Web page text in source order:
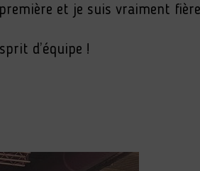
et je suis vraiment fière
d’équipe !